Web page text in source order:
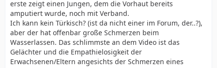
erste zeigt einen Jungen, dem die Vorhaut bereits
amputiert wurde, noch mit Verband.
Ich kann kein Türkisch? (ist da nicht einer im Forum, der..?),
aber der hat offenbar große Schmerzen beim
Wasserlassen. Das schlimmste an dem Video ist das
Gelächter und die Empathielosigkeit der
Erwachsenen/Eltern angesichts der Schmerzen eines